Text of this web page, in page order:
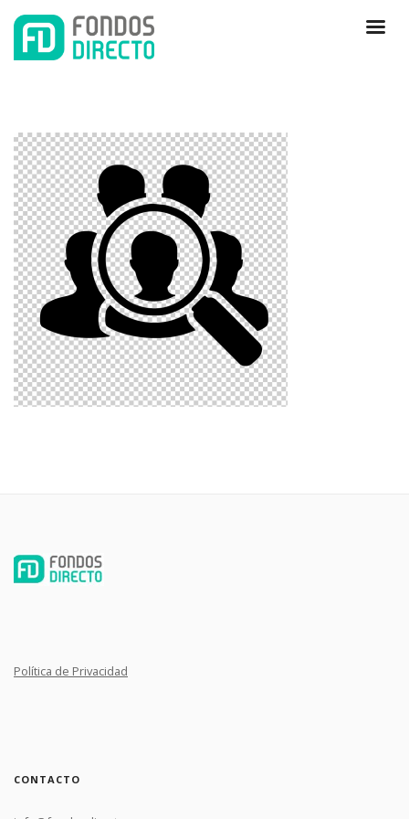
Política de Privacidad
CONTACTO